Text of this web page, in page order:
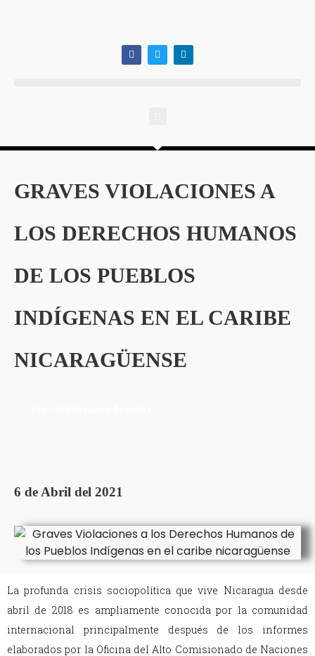
GRAVES VIOLACIONES A
LOS DERECHOS HUMANOS
DE LOS PUEBLOS
INDÍGENAS EN EL CARIBE
NICARAGÜENSE
6 de Abril del 2021
La profunda crisis sociopolítica que vive Nicaragua desde
abril de 2018 es ampliamente conocida por la comunidad
internacional principalmente después de los informes
elaborados por la Oficina del Alto Comisionado de Naciones